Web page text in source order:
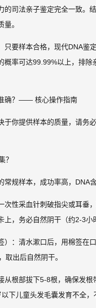
的司法亲子鉴定完全一致。
量。
只要样本合格，现代DNA鉴
概率可达99.99%以上，排除
确？—— 核心操作指南
于你提供样本的质量，请务
？
常规样本，成功率高，DNA含
次性采血针刺破指尖或耳垂
上，务必自然阴干（约2-3小
）：清水漱口后，用棉签在
取出后自然阴干。
从根部拔下5-8根，确保发根
下儿童头发毛囊发育不全，